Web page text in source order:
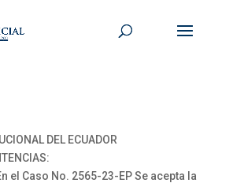
DEL ECUADOR
el Caso No. 2565-23-EP Se acepta la